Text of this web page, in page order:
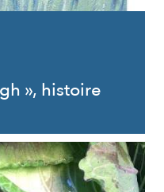
», histoire